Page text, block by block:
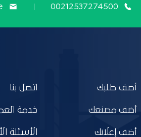
00212537274500
أضف طلبك
أضف مصنعك
أضف إعلانك
اتصل بنا
خدمة
الأسئلة